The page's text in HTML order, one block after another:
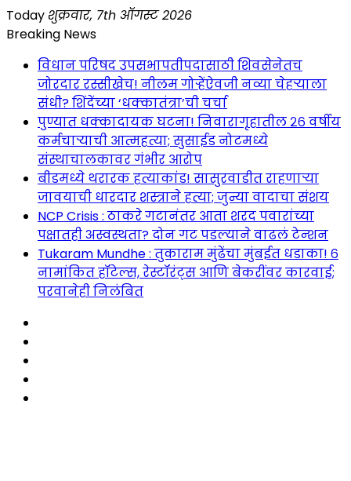
Skip
to
Today शुक्रवार, 7th ऑगस्ट 2026
Breaking News
विधान परिषद उपसभापतीपदासाठी शिवसेनेतच
जोरदार रस्सीखेच! नीलम गोऱ्हेंऐवजी नव्या चेहऱ्याला
संधी? शिंदेंच्या ‘धक्कातंत्रा’ची चर्चा
पुण्यात धक्कादायक घटना! निवारागृहातील २६ वर्षीय
कर्मचाऱ्याची आत्महत्या; सुसाईड नोटमध्ये
संस्थाचालकावर गंभीर आरोप
बीडमध्ये थरारक हत्याकांड! सासुरवाडीत राहणाऱ्या
जावयाची धारदार शस्त्राने हत्या; जुन्या वादाचा संशय
NCP Crisis : ठाकरे गटानंतर आता शरद पवारांच्या
पक्षातही अस्वस्थता? दोन गट पडल्याने वाढलं टेन्शन
Tukaram Mundhe : तुकाराम मुंढेंचा मुंबईत धडाका! ६
नामांकित हॉटेल्स, रेस्टॉरंट्स आणि बेकरींवर कारवाई;
परवानेही निलंबित